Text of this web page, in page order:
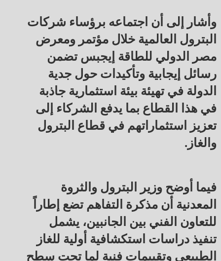
وأشار إلى أن اجتماعه برؤساء شركات
البترول العالمية خلال مؤتمر ومعرض
مصر الدولي للطاقة إيجبس تضمن
رسائل إيجابية وتأكيدات حول جدية
الدولة في تهيئة بيئة استثمارية جاذبة
في هذا القطاع بما يدفع الشركاء إلى
تعزيز استثماراتهم في قطاع البترول
والغاز.
فيما أوضح وزير البترول والثروة
المعدنية أن مذكرة التفاهم تضع إطاراً
للتعاون الفني بين الجانبين، يشمل
تنفيذ دراسات استكشافية أولية للغاز
الطبيعي وتقييمات فنية لما تحت سطح